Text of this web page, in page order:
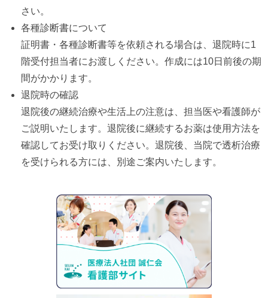
さい。
各種診断書について
証明書・各種診断書等を依頼される場合は、退院時に1
階受付担当者にお渡しください。作成には10日前後の期
間がかかります。
退院時の確認
退院後の継続治療や生活上の注意は、担当医や看護師が
ご説明いたします。退院後に継続するお薬は使用方法を
確認してお受け取りください。退院後、当院で透析治療
を受けられる方には、別途ご案内いたします。